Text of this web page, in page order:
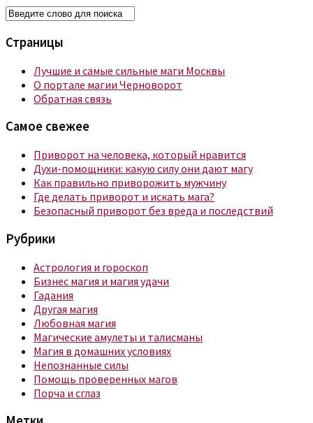
Страницы
Лучшие и самые сильные маги Москвы
О портале магии Черноворот
Обратная связь
Самое свежее
Приворот на человека, который нравится
Духи-помощники: какую силу они дают магу
Как правильно приворожить мужчину
Где делать приворот и искать мага?
Безопасный приворот без вреда и последствий
Рубрики
Астрология и гороскоп
Бизнес магия и магия удачи
Гадания
Другая магия
Любовная магия
Магические амулеты и талисманы
Магия в домашних условиях
Непознанные силы
Помощь проверенных магов
Порча и сглаз